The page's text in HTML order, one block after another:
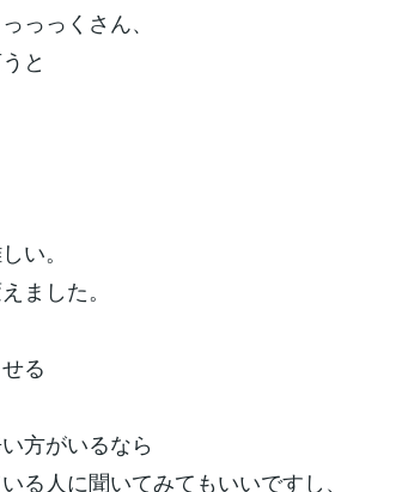
っっくさん、
と
い。
ました。
る
方がいるなら
る人に聞いてみてもいいですし、